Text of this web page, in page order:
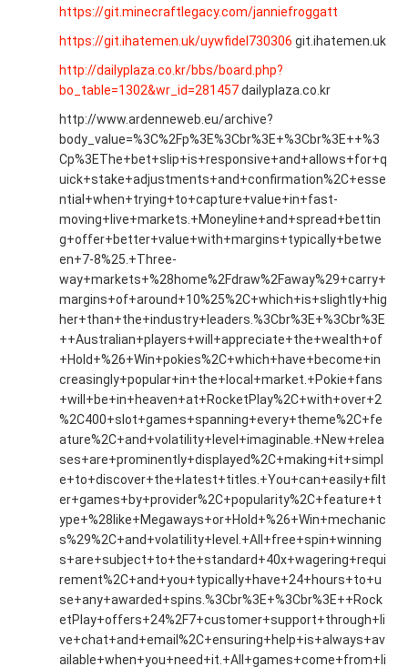
https://git.minecraftlegacy.com/janniefroggatt
https://git.ihatemen.uk/uywfidel730306 git.ihatemen.uk
http://dailyplaza.co.kr/bbs/board.php?
bo_table=1302&wr_id=281457dailyplaza.co.kr
http://www.ardenneweb.eu/archive?
body_value=%3C%2Fp%3E%3Cbr%3E+%3Cbr%3E++%3
Cp%3EThe+bet+slip+is+responsive+and+allows+for+q
uick+stake+adjustments+and+confirmation%2C+esse
ntial+when+trying+to+capture+value+in+fast-
moving+live+markets.+Moneyline+and+spread+bettin
g+offer+better+value+with+margins+typically+betwe
en+7-8%25.+Three-
way+markets+%28home%2Fdraw%2Faway%29+carry+
margins+of+around+10%25%2C+which+is+slightly+hig
her+than+the+industry+leaders.%3Cbr%3E+%3Cbr%3E
++Australian+players+will+appreciate+the+wealth+of
+Hold+%26+Win+pokies%2C+which+have+become+in
creasingly+popular+in+the+local+market.+Pokie+fans
+will+be+in+heaven+at+RocketPlay%2C+with+over+2
%2C400+slot+games+spanning+every+theme%2C+fe
ature%2C+and+volatility+level+imaginable.+New+relea
ses+are+prominently+displayed%2C+making+it+simpl
e+to+discover+the+latest+titles.+You+can+easily+filt
er+games+by+provider%2C+popularity%2C+feature+t
ype+%28like+Megaways+or+Hold+%26+Win+mechanic
s%29%2C+and+volatility+level.+All+free+spin+winning
s+are+subject+to+the+standard+40x+wagering+requi
rement%2C+and+you+typically+have+24+hours+to+u
se+any+awarded+spins.%3Cbr%3E+%3Cbr%3E++Rock
etPlay+offers+24%2F7+customer+support+through+li
ve+chat+and+email%2C+ensuring+help+is+always+av
ailable+when+you+need+it.+All+games+come+from+li